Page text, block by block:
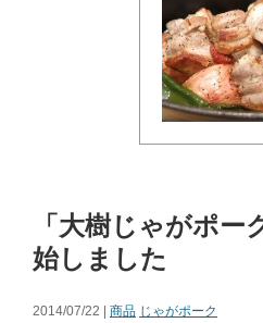
「大樹じゃがポー
始しました
2014/07/22 | 商品 じゃがポーク